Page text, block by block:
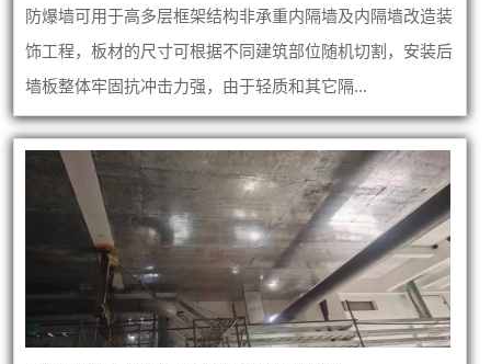
防爆墙可用于高多层框架结构非承重内隔墙及内隔墙改造装
饰工程，板材的尺寸可根据不同建筑部位随机切割，安装后
墙板整体牢固抗冲击力强，由于轻质和其它隔...